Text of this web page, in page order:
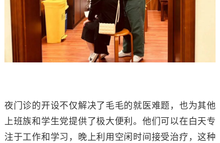
夜门诊的开设不仅解决了毛毛的就医难题，也为其他
上班族和学生党提供了极大便利。他们可以在白天专
注于工作和学习，晚上利用空闲时间接受治疗，这种